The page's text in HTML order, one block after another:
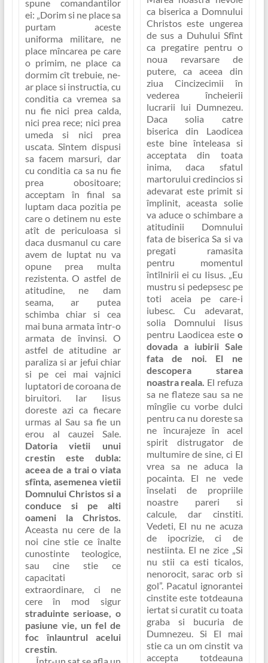
spune comandantilor
ei: „Dorim si ne place sa
purtam aceste
uniforma militare, ne
place mîncarea pe care
o primim, ne place ca
dormim cît trebuie, ne-
ar place si instructia, cu
conditia ca vremea sa
nu fie nici prea calda,
nici prea rece; nici prea
umeda si nici prea
uscata. Sîntem dispusi
sa facem marsuri, dar
cu conditia ca sa nu fie
prea obositoare;
acceptam în final sa
luptam daca pozitia pe
care o detinem nu este
atît de periculoasa si
daca dusmanul cu care
avem de luptat nu va
opune prea multa
rezistenta. O astfel de
atitudine, ne dam
seama, ar putea
schimba chiar si cea
mai buna armata într-o
armata de învinsi. O
astfel de atitudine ar
paraliza si ar jefui chiar
si pe cei mai vajnici
luptatori de coroana de
biruitori. Iar Iisus
doreste azi ca fiecare
urmas al Sau sa fie un
erou al cauzei Sale.
Datoria vietii unui
crestin este dubla:
aceea de a trai o viata
sfînta, asemenea vietii
Domnului Christos si a
conduce si pe alti
oameni la Christos.
Aceasta nu cere de la
noi cine stie ce înalte
cunostinte teologice,
sau cine stie ce
capacitati
extraordinare, ci ne
cere în mod sigur
straduinte serioase, o
pasiune vie, un fel de
foc înlauntrul acelui
crestin.
ca biserica a Domnului
Christos este ungerea
de sus a Duhului Sfînt
ca pregatire pentru o
noua revarsare de
putere, ca aceea din
ziua Cincizecimii în
vederea încheierii
lucrarii lui Dumnezeu.
Daca solia catre
biserica din Laodicea
este bine înteleasa si
acceptata din toata
inima, daca sfatul
martorului credincios si
adevarat este primit si
împlinit, aceasta solie
va aduce o schimbare a
atitudinii Domnului
fata de biserica Sa si va
pregati ramasita
pentru momentul
întîlnirii ei cu Iisus. „Eu
mustru si pedepsesc pe
toti aceia pe care-i
iubesc. Cu adevarat,
solia Domnului Iisus
pentru Laodicea este o
dovada a iubirii Sale
fata de noi. El ne
descopera starea
noastra reala. El refuza
sa ne flateze sau sa ne
mîngîie cu vorbe dulci
pentru ca nu doreste sa
ne încurajeze în acel
spirit distrugator de
multumire de sine, ci El
vrea sa ne aduca la
pocainta. El ne vede
înselati de propriile
noastre pareri si
calcule, dar cinstiti.
Vedeti, El nu ne acuza
de ipocrizie, ci de
nestiinta. El ne zice „Si
nu stii ca esti ticalos,
nenorocit, sarac orb si
gol”. Pacatul ignorantei
cinstite este totdeauna
iertat si curatit cu toata
graba si bucuria de
Dumnezeu. Si El mai
stie ca un om cinstit va
accepta totdeauna